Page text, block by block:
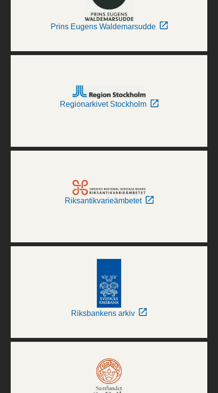
Prins Eugens Waldemarsudde
Regionarkivet Stockholm
Riksantikvarieämbetet
Riksbankens arkiv